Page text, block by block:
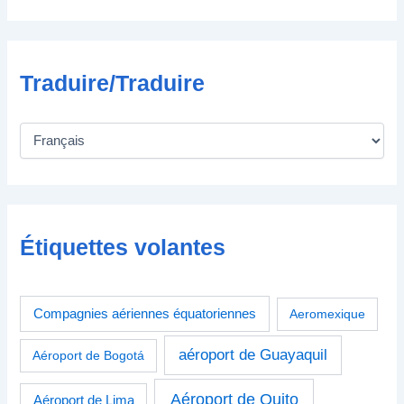
Traduire/Traduire
Étiquettes volantes
Compagnies aériennes équatoriennes Aeromexique
Aéroport de Bogotá aéroport de Guayaquil
Aéroport de Lima Aéroport de Quito